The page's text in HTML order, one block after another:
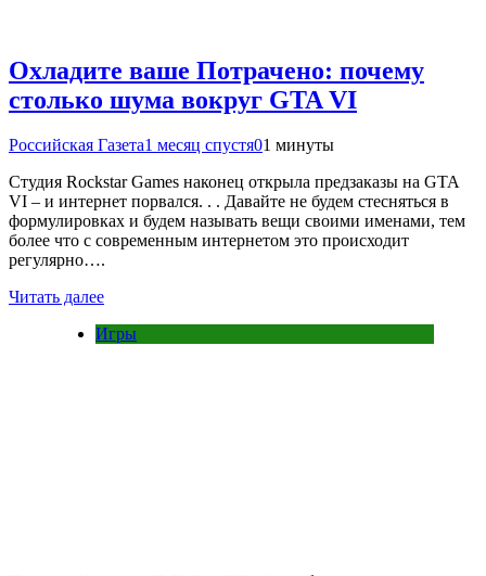
Охладите ваше Потрачено: почему
столько шума вокруг GTA VI
Российская Газета1 месяц спустя01 минуты
Студия Rockstar Games наконец открыла предзаказы на GTA
VI – и интернет порвался. . . Давайте не будем стесняться в
формулировках и будем называть вещи своими именами, тем
более что с современным интернетом это происходит
регулярно….
Читать далее
Игры